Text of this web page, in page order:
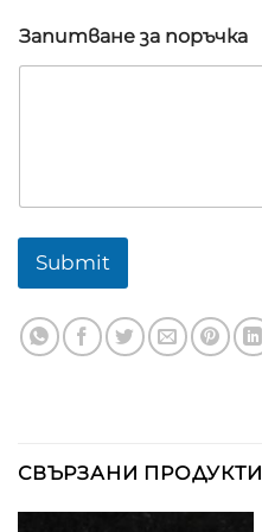
Запитване за поръчка
Submit
СВЪРЗАНИ ПРОДУКТИ